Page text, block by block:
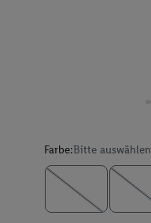
Farbe:Bitte auswählen